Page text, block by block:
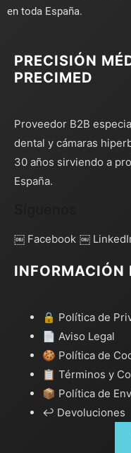
en toda España.
PRECISIÓN
PRECIMED
Proveedor B2B
dental y cámaras
30 años sirviendo a
España.
￼ Facebook ￼
INFORMACIÓN
🔒 Política de
📄 Aviso Legal
🍪 Política de
📋 Términos y
📦 Política de
↩️ Devoluciones